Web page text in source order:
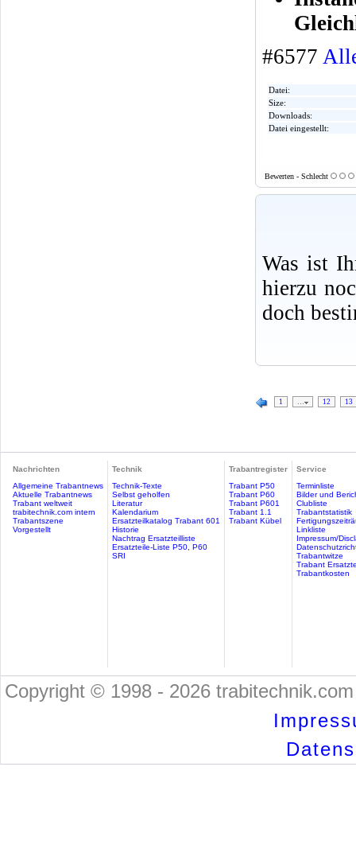
#6577
Datei:
Size:
Downloads:
Datei eingestellt:
Bewerten - Schlecht
Was ist
hierzu
doch
1 12 13
Nachrichten
Allgemeine Trabantnews
Aktuelle Trabantnews
Trabant weltweit
trabitechnik.com intern
Trabantszene
Vorgestellt
Technik
Technik-Texte
Selbst geholfen
Literatur
Kalendarium
Ersatzteilkatalog Trabant 601
Historie
Nachtrag Ersatzteilliste
Ersatzteile-Liste P50, P60
SRI
Trabantregister
Trabant P50
Trabant P60
Trabant P601
Trabant 1.1
Trabant Kübel
Service
Terminliste
Bilder und
Clubliste
Trabantstatistik
Linkliste
Impressum/
Trabantwitze
Trabant
Trabantkosten
Copyright © 1998 - 2026